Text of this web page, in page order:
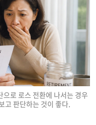
로 로스 전환에 나서는 경우
고 판단하는 것이 좋다.